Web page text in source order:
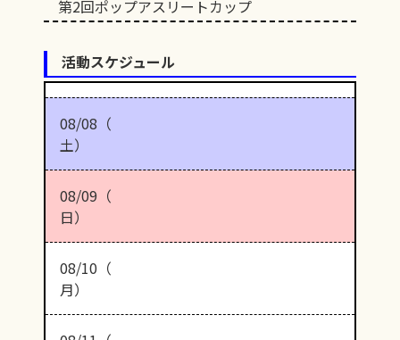
第2回ポップアスリートカップ
活動スケジュール
08/08（
土）
08/09（
日）
08/10（
月）